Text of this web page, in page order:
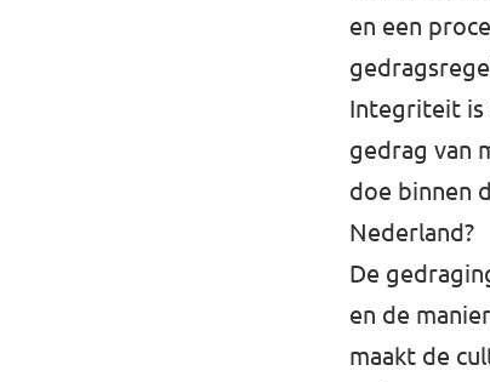
Volt There - Buitenlandstichting Volt
en een
Integriteit is
gedrag van
doe binnen
Nederland?
De
en de
maakt de